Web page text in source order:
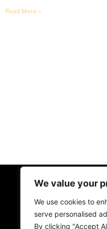
We value your
We use cookies to
serve personalised
By clicking "Accept
Read More »